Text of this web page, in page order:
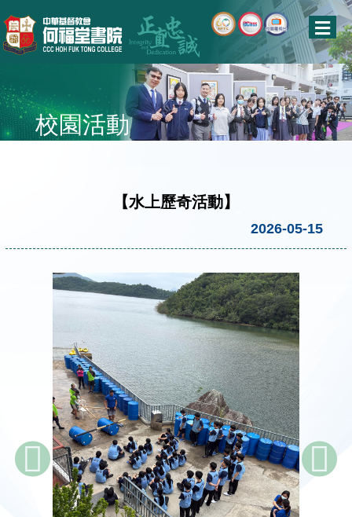
校園活動
【水上歷奇活動】
2026-05-15